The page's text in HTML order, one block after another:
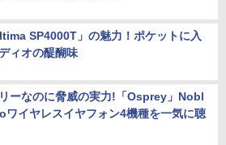
SP4000T」の魅力！ポケットに入
ィオの醍醐味
ーなのに脅威の実力!「Osprey」Nobl
ワイヤレスイヤフォン4機種を一気に聴